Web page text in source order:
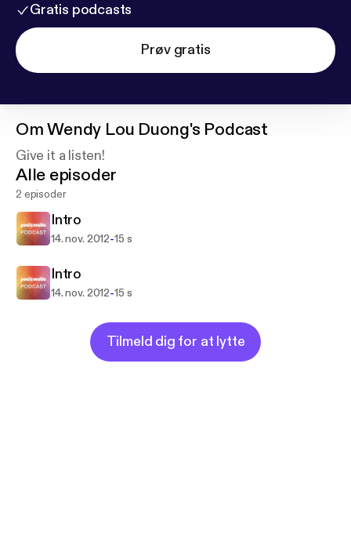
Gratis podcasts
Prøv gratis
OmWendy Lou Duong's Podcast
Give it a listen!
Alle episoder
2 episoder
Intro
14. nov. 2012-15 s
Intro
14. nov. 2012-15 s
Tilmeld dig for at lytte